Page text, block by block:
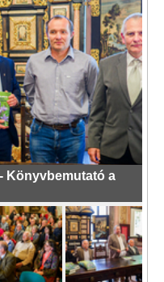
Könyvbemutató a